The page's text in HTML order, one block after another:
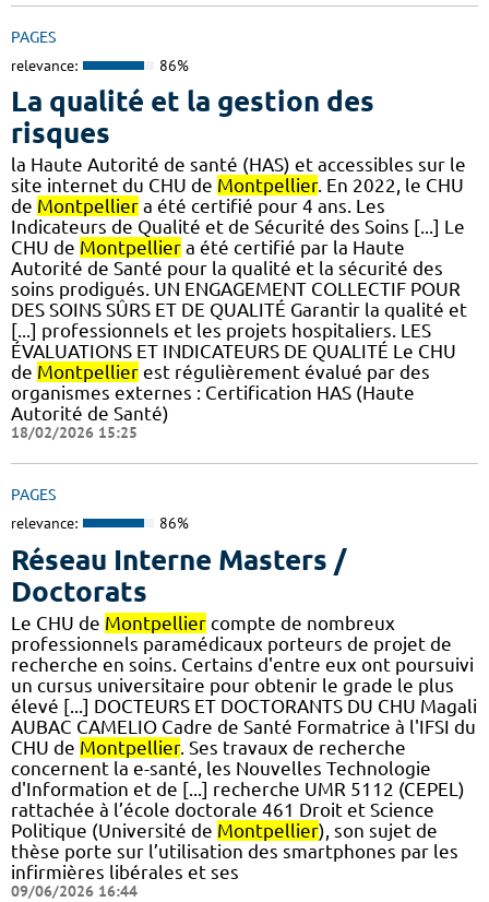
PAGES
relevance: 86%
La qualité et la gestion des
risques
la Haute Autorité de santé (HAS) et accessibles sur le
site internet du CHU de Montpellier. En 2022, le CHU
de Montpellier a été certifié pour 4 ans. Les
Indicateurs de Qualité et de Sécurité des Soins [...] Le
CHU de Montpellier a été certifié par la Haute
Autorité de Santé pour la qualité et la sécurité des
soins prodigués. UN ENGAGEMENT COLLECTIF POUR
DES SOINS SÛRS ET DE QUALITÉ Garantir la qualité et
[...] professionnels et les projets hospitaliers. LES
ÉVALUATIONS ET INDICATEURS DE QUALITÉ Le CHU
de Montpellier est régulièrement évalué par des
organismes externes : Certification HAS (Haute
Autorité de Santé)
18/02/2026 15:25
PAGES
relevance: 86%
Réseau Interne Masters /
Doctorats
Le CHU de Montpellier compte de nombreux
professionnels paramédicaux porteurs de projet de
recherche en soins. Certains d'entre eux ont poursuivi
un cursus universitaire pour obtenir le grade le plus
élevé [...] DOCTEURS ET DOCTORANTS DU CHU Magali
AUBAC CAMELIO Cadre de Santé Formatrice à l'IFSI du
CHU de Montpellier. Ses travaux de recherche
concernent la e-santé, les Nouvelles Technologie
d'Information et de [...] recherche UMR 5112 (CEPEL)
rattachée à l’école doctorale 461 Droit et Science
Politique (Université de Montpellier), son sujet de
thèse porte sur l’utilisation des smartphones par les
infirmières libérales et ses
09/06/2026 16:44